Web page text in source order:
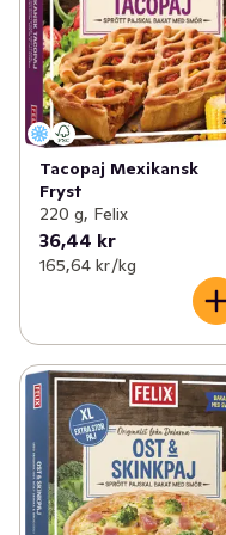
Tacopaj Mexikansk
Fryst
220 g, Felix
36,44 kr
165,64 kr /kg